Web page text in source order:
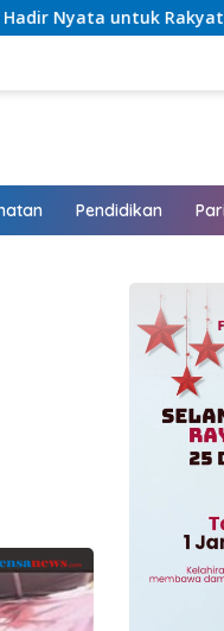
Bazar UMKM dan
Pendidikan